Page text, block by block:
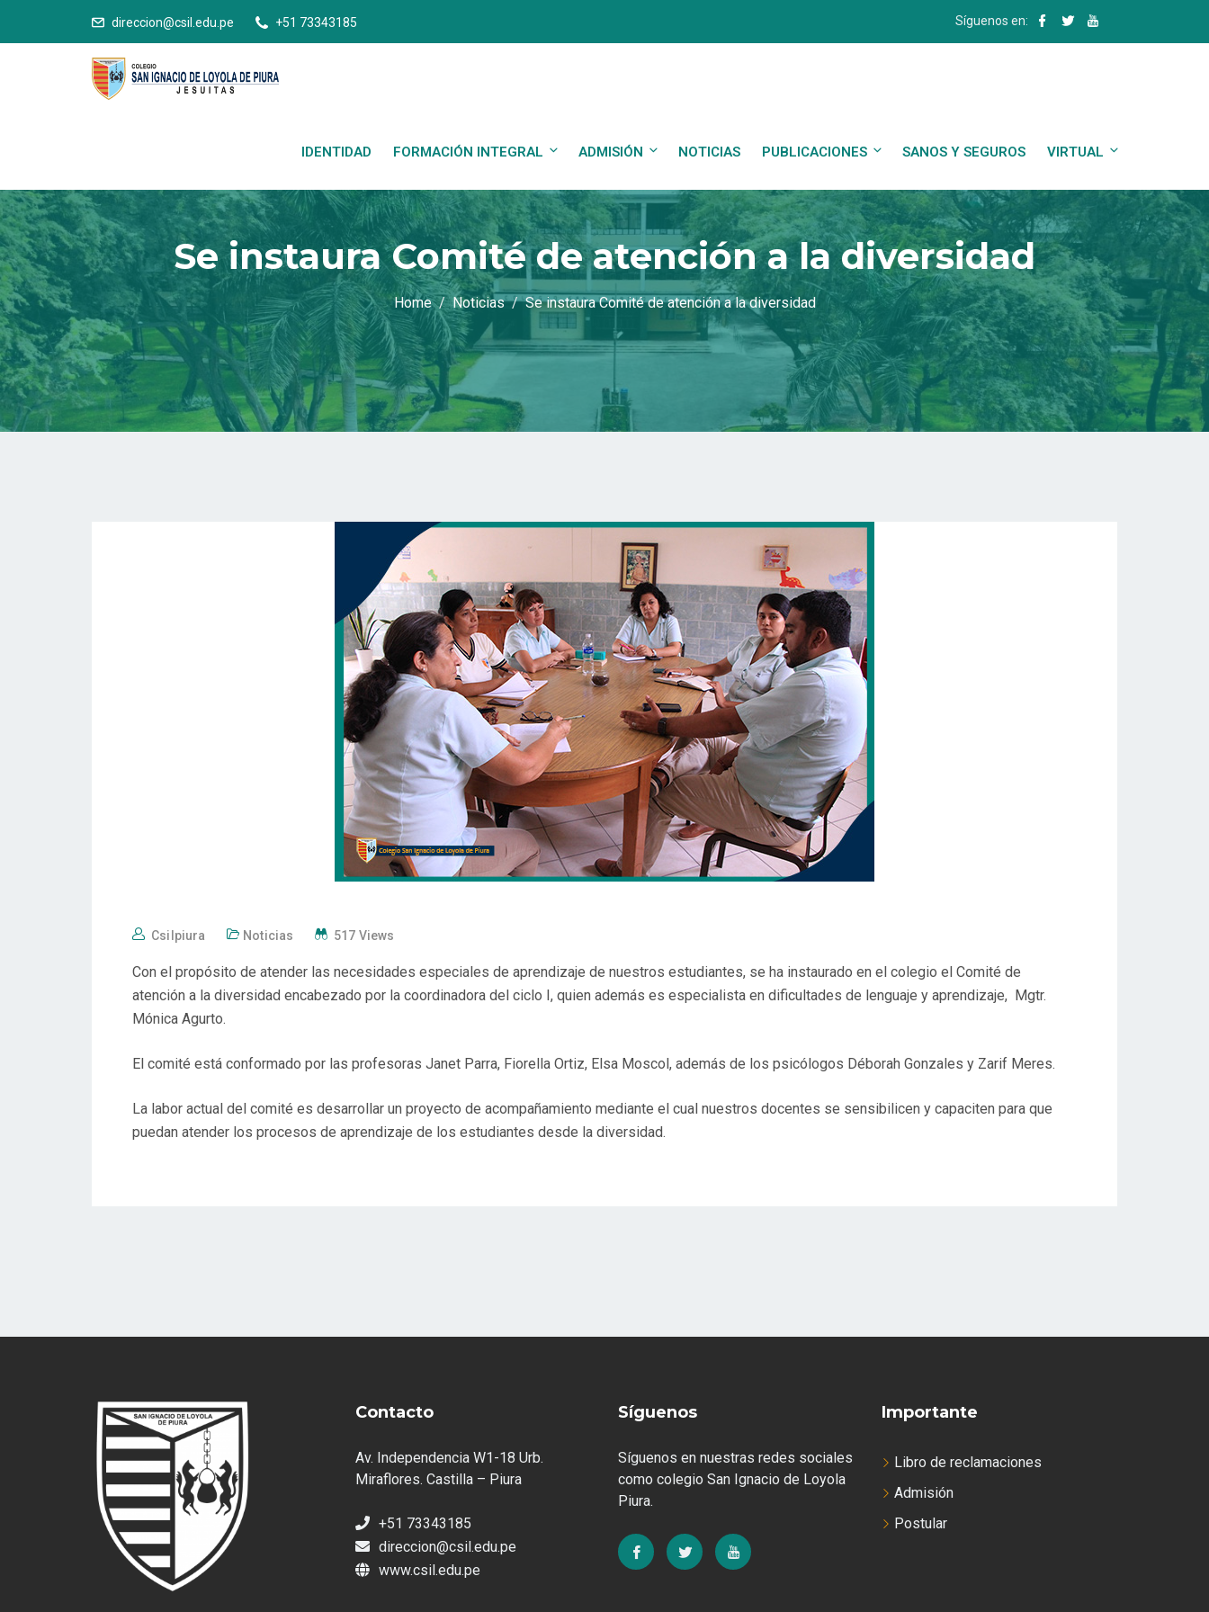
direccion@csil.edu.pe +51 73343185 Síguenos en:
IDENTIDAD FORMACIÓN INTEGRAL ADMISIÓN NOTICIAS PUBLICACIONES SANOS Y SEGUROS VIRTUAL
Se instaura Comité de atención a la diversidad
Home Noticias Se instaura Comité de atención a la diversidad
Csilpiura Noticias 517 Views
Con el propósito de atender las necesidades especiales de aprendizaje de nuestros estudiantes, se ha instaurado en el colegio el Comité de
atención a la diversidad encabezado por la coordinadora del ciclo I, quien además es especialista en dificultades de lenguaje y aprendizaje, Mgtr.
Mónica Agurto.
El comité está conformado por las profesoras Janet Parra, Fiorella Ortiz, Elsa Moscol, además de los psicólogos Déborah Gonzales y Zarif Meres.
La labor actual del comité es desarrollar un proyecto de acompañamiento mediante el cual nuestros docentes se sensibilicen y capaciten para que
puedan atender los procesos de aprendizaje de los estudiantes desde la diversidad.
Contacto
Av. Independencia W1-18 Urb.
Miraflores. Castilla – Piura
+51 73343185
direccion@csil.edu.pe
www.csil.edu.pe
Síguenos
Síguenos en nuestras redes sociales
como colegio San Ignacio de Loyola
Piura.
Importante
Libro de reclamaciones
Admisión
Postular